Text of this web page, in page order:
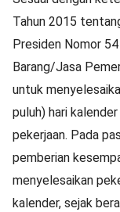
Tahun 2015
Presiden Nomor
Barang/Jasa
untuk
puluh) hari
pekerjaan. Pada
pemberian
menyelesaikan
kalender, sejak